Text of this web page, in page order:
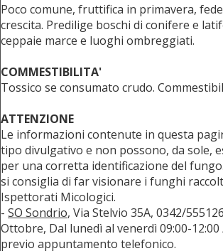
Poco comune, fruttifica in primavera,
crescita. Predilige boschi di conifere e
ceppaie marce e luoghi ombreggiati.
COMMESTIBILITA'
Tossico se consumato crudo.
ATTENZIONE
Le informazioni contenute in questa
tipo divulgativo e non possono, da sole,
per una corretta identificazione del
si consiglia di far visionare i funghi
Ispettorati Micologici.
- SO Sondrio, Via Stelvio 35A, 0342/
Ottobre, Dal lunedì al venerdì 09:00-12:00
previo appuntamento telefonico.